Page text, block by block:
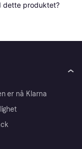
dette produktet?
er nå Klarna